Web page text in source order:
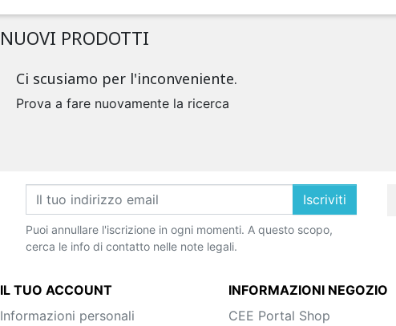
NUOVI PRODOTTI
Ci scusiamo per l'inconveniente.
Prova a fare nuovamente la ricerca
Iscriviti
Puoi annullare l'iscrizione in ogni momenti. A questo scopo,
cerca le info di contatto nelle note legali.
IL TUO ACCOUNT
Informazioni personali
INFORMAZIONI NEGOZIO
CEE Portal Shop